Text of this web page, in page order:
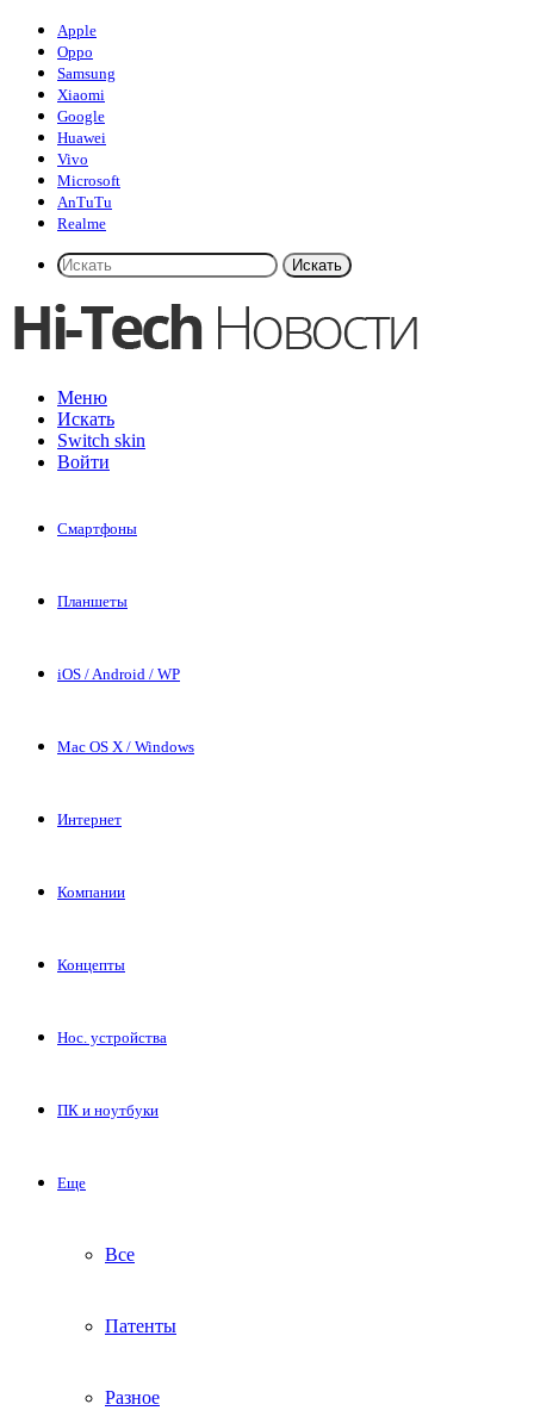
Apple
Oppo
Samsung
Xiaomi
Google
Huawei
Vivo
Microsoft
AnTuTu
Realme
Искать
Меню
Искать
Switch skin
Войти
Смартфоны
Планшеты
iOS / Android / WP
Mac OS X / Windows
Интернет
Компании
Концепты
Нос. устройства
ПК и ноутбуки
Еще
Все
Патенты
Разное